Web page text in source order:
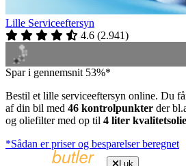
Lille Serviceeftersyn
4.6 (2.941)
Spar i gennemsnit 53%*
Bestil et lille serviceeftersyn online. Du
af din bil med 46 kontrolpunkter der
og oliefilter med op til 4 liter kvalitetsolie
*Sådan er priser og besparelser beregnet
Luk